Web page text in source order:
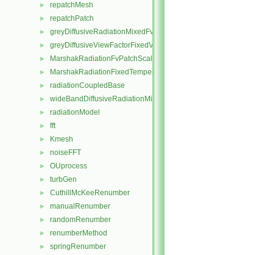
► repatchMesh
► repatchPatch
► greyDiffusiveRadiationMixedFvPatchScalarField
► greyDiffusiveViewFactorFixedValueFvPatchScalarField
► MarshakRadiationFvPatchScalarField
► MarshakRadiationFixedTemperatureFvPatchScalarField
► radiationCoupledBase
► wideBandDiffusiveRadiationMixedFvPatchScalarField
► radiationModel
► fft
► Kmesh
► noiseFFT
► OUprocess
► turbGen
► CuthillMcKeeRenumber
► manualRenumber
► randomRenumber
► renumberMethod
► springRenumber